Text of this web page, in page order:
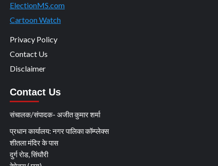
ElectionMS.com
Cartoon Watch
Privacy Policy
Contact Us
Disclaimer
Contact Us
संचालक/संपादक- अजीत कुमार शर्मा
प्रधान कार्यालय: नगर पालिका कॉम्प्लेक्स
शीतला मंदिर के पास
दुर्ग रोड, सिंघौरी